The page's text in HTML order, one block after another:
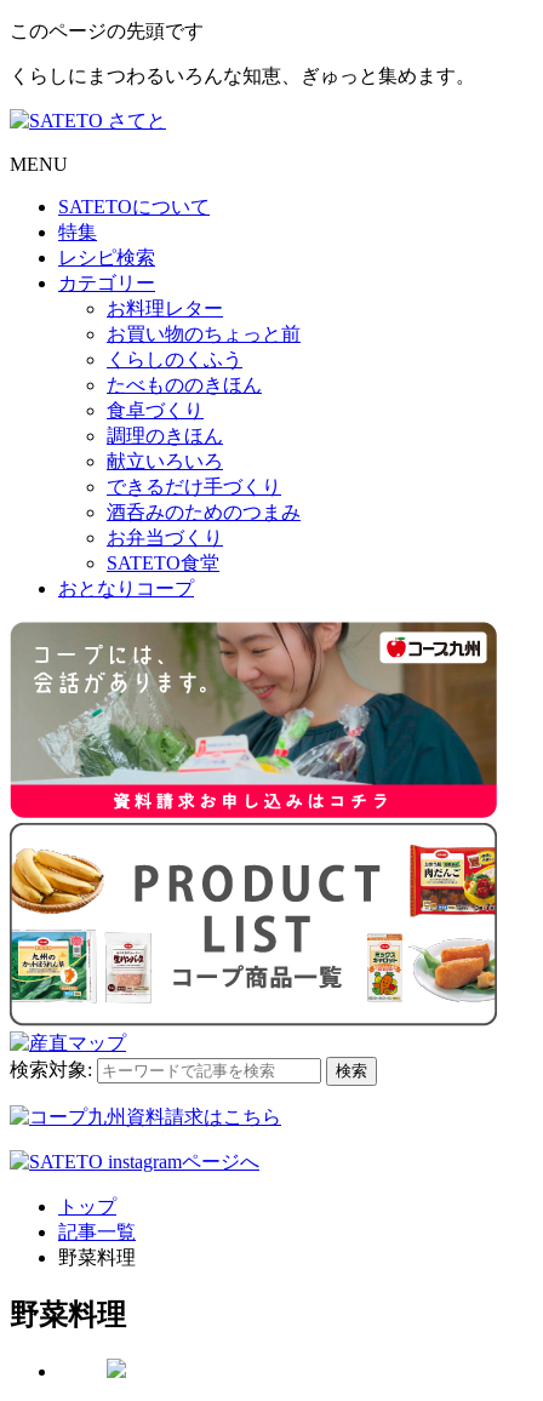
このページの先頭です
くらしにまつわるいろんな知恵、ぎゅっと集めます。
MENU
SATETOについて
特集
レシピ検索
カテゴリー
お料理レター
お買い物のちょっと前
くらしのくふう
たべもののきほん
食卓づくり
調理のきほん
献立いろいろ
できるだけ手づくり
酒呑みのためのつまみ
お弁当づくり
SATETO食堂
おとなりコープ
検索対象: 検索
トップ
記事一覧
野菜料理
野菜料理